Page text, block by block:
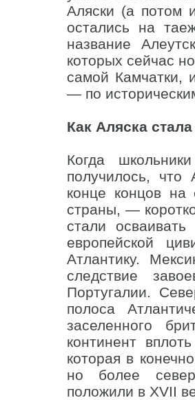
Аляски (а потом
остались на
название
которых сейчас
самой Камчатки,
— по
Как Аляска
Когда
получилось, что
конце концов на
страны, —
стали
европейской
Атлантику.
следствие
Португалии.
полоса
заселенного
континент
которая в
но более
положили в XVII